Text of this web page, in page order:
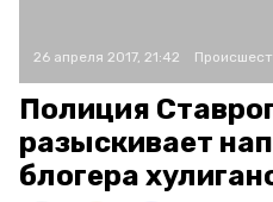
26 апреля 2017, 21:42
Полиция
разыскивает
блогера